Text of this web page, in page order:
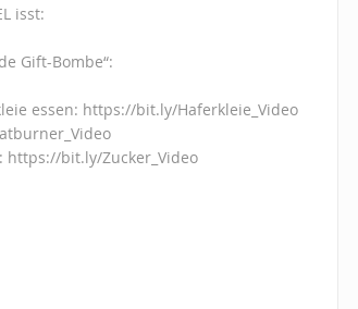
isst:
Gift-Bombe“:
essen: https://bit.ly/Haferkleie_Video
https://bit.ly/Zucker_Video